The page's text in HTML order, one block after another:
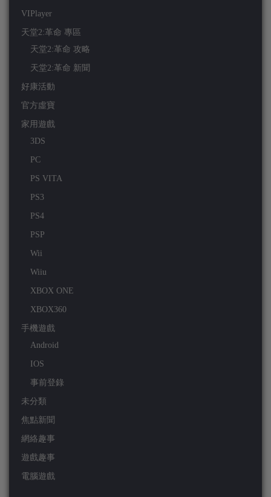
VIPlayer
天堂2:革命 專區
天堂2:革命 攻略
天堂2:革命 新聞
好康活動
官方虛寶
家用遊戲
3DS
PC
PS VITA
PS3
PS4
PSP
Wii
Wiiu
XBOX ONE
XBOX360
手機遊戲
Android
IOS
事前登錄
未分類
焦點新聞
網絡趣事
遊戲趣事
電腦遊戲